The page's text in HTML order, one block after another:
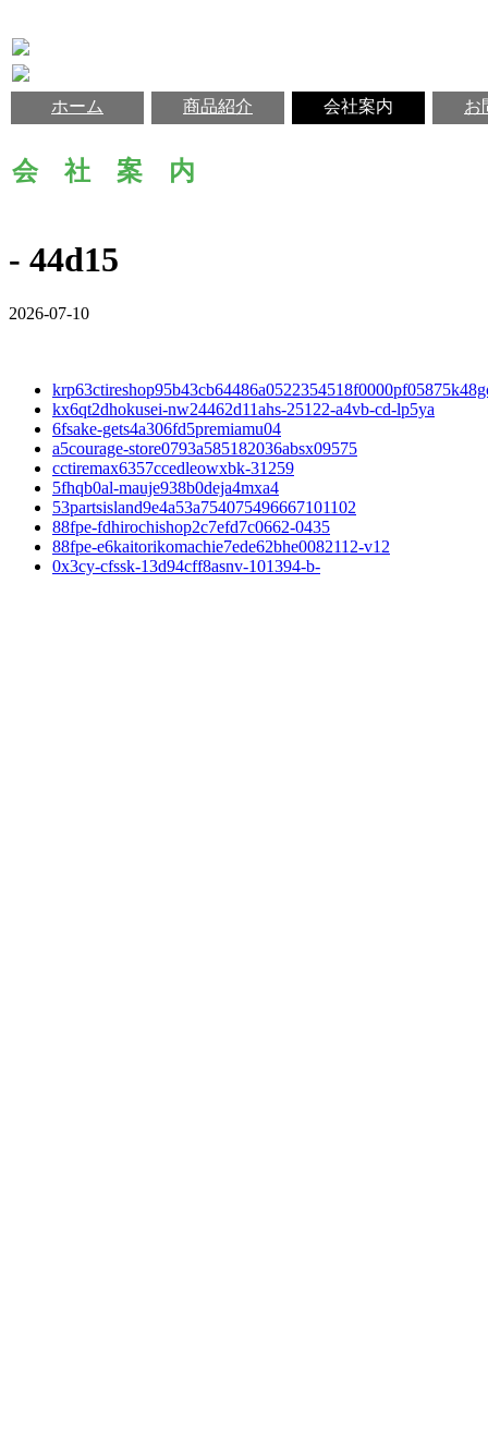
ホーム 商品紹介 会社案内 お
会 社 案 内
- 44d15
2026-07-10
kx6qt2dhokusei-nw24462d11ahs-25122-a4vb-cd-lp5ya
6fsake-gets4a306fd5premiamu04
a5courage-store0793a585182036absx09575
cctiremax6357ccedleowxbk-31259
5fhqb0al-mauje938b0deja4mxa4
53partsisland9e4a53a754075496667101102
88fpe-fdhirochishop2c7efd7c0662-0435
88fpe-e6kaitorikomachie7ede62bhe0082112-v12
0x3cy-cfssk-13d94cff8asnv-101394-b-